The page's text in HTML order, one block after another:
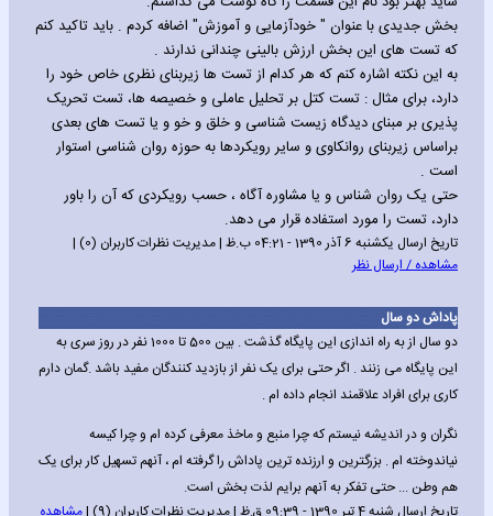
بخش جدیدی با عنوان " خودآزمایی و آموزش" اضافه کردم . باید تاکید کنم
که تست های این بخش ارزش بالینی چندانی ندارند .
به این نکته اشاره کنم که هر کدام از تست ها زیربنای نظری خاص خود را
دارد، برای مثال : تست کتل بر تحلیل عاملی و خصیصه ها، تست تحریک
پذیری بر مبنای دیدگاه زیست شناسی و خلق و خو و یا تست های بعدی
براساس زیربنای روانکاوی و سایر رویکردها به حوزه روان شناسی استوار
است .
حتی یک روان شناس و یا مشاوره آگاه ، حسب رویکردی که آن را باور
دارد، تست را مورد استفاده قرار می دهد.
تاریخ ارسال یکشنبه 6 آذر 1390 - 04:21 ب.ظ | مدیریت نظرات کاربران (0) |
مشاهده / ارسال نظر
پاداش دو سال
دو سال از به راه اندازی این پایگاه گذشت . بین 500 تا 1000 نفر در روز سری به
این پایگاه می زنند . اگر حتی برای یک نفر از بازدید کنندگان مفید باشد .گمان دارم
کاری برای افراد علاقمند انجام داده ام .
نگران و در اندیشه نیستم که چرا منبع و ماخذ معرفی کرده ام و چرا کیسه
نیاندوخته ام . بزرگترین و ارزنده ترین پاداش را گرفته ام ، آنهم تسهیل کار برای یک
هم وطن ... حتی تفکر به آنهم برایم لذت بخش است.